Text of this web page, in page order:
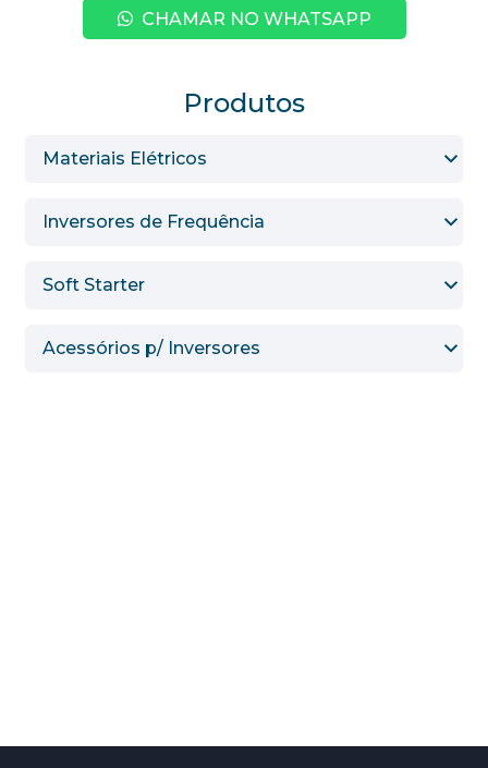
Produtos
Materiais Elétricos
Inversores de Frequência
Soft Starter
Acessórios p/ Inversores
CHAMAR NO WHATSAPP